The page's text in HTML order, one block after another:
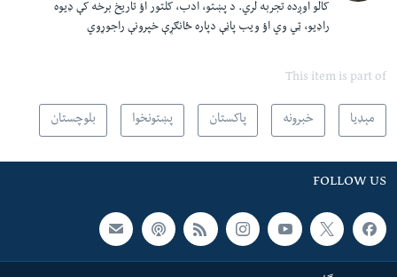
کالو اوږده تجربه لري. د پښتو، ادب، کلتور اؤ تاریخ برخه کې ډیوه
راډیو، ټي وي اؤ ویب پاڼې دپاره ځانګړې خپرونې راجوړوي
This item is part of
مېډیا خبرونه پاکستان پښتونخوا بلوچستان
FOLLOW US